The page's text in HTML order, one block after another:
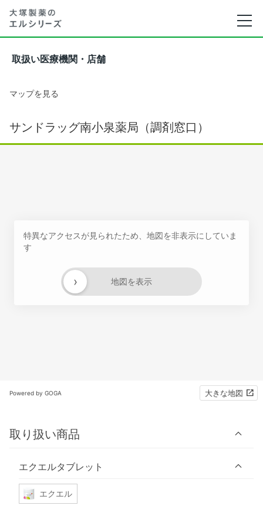
取扱い医療機関・店舗
マップを見る
サンドラッグ南小泉薬局（調剤窓口）
特異なアクセスが見られたため、地図を非表示にしていま
す
地図を表示
›
Powered by GOGA 大きな地図
取り扱い商品
エクエルタブレット
エクエル